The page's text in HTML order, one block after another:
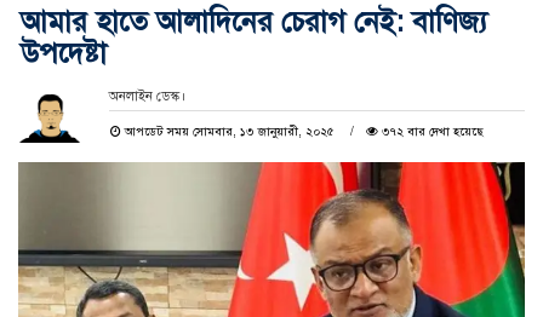
আমার হাতে আলাদিনের চেরাগ নেই: বাণিজ্য
উপদেষ্টা
অনলাইন ডেস্ক।
আপডেট সময় সোমবার, ১৩ জানুয়ারী, ২০২৫ ৩৭২ বার দেখা হয়েছে